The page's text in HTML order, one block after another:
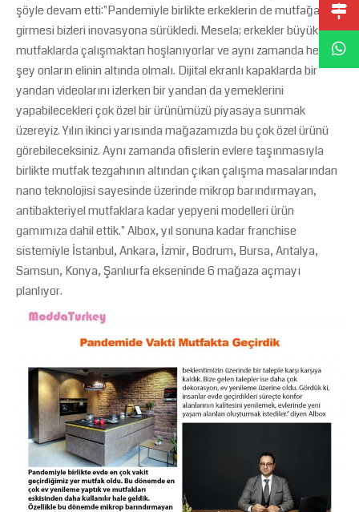
şöyle devam etti:"Pandemiyle birlikte erkeklerin de mutfağa
girmesi bizleri inovasyona sürükledi. Mesela; erkekler büyük
mutfaklarda çalışmaktan hoşlanıyorlar ve aynı zamanda her
şey onların elinin altında olmalı. Dijital ekranlı kapaklarda bir
yandan videolarını izlerken bir yandan da yemeklerini
yapabilecekleri çok özel bir ürünümüzü piyasaya sunmak
üzereyiz. Yılın ikinci yarısında mağazamızda bu çok özel ürünü
görebileceksiniz. Aynı zamanda ofislerin evlere taşınmasıyla
birlikte mutfak tezgahının altından çıkan çalışma masalarından
nano teknolojisi sayesinde üzerinde mikrop barındırmayan,
antibakteriyel mutfaklara kadar yepyeni modelleri ürün
gamımıza dahil ettik." Albox, yıl sonuna kadar franchise
sistemiyle İstanbul, Ankara, İzmir, Bodrum, Bursa, Antalya,
Samsun, Konya, Şanlıurfa ekseninde 6 mağaza açmayı
planlıyor.